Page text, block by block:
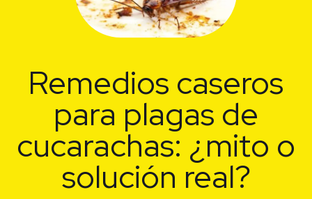
Remedios caseros
para plagas de
cucarachas: ¿mito o
solución real?